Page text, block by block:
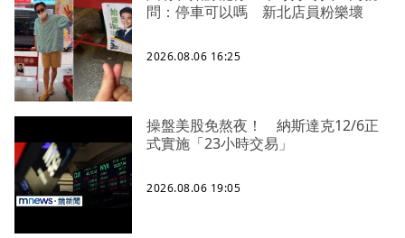
問：停車可以嗎 新北店員粉樂壞
2026.08.06 16:25
操盤美股免熬夜！ 納斯達克12/6正
式實施「23小時交易」
2026.08.06 19:05